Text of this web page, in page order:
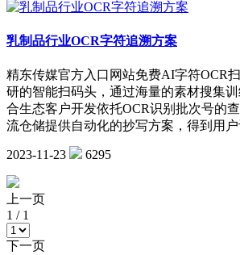
乳制品行业OCR字符追溯方案
精东传媒官方入口网站免费AI字符OCR扫
研的智能扫码头，通过海量的素材搜集训
合生态客户开发依托OCR识别批次号的查
流仓储提供自动化的抄写方案，得到用户认
2023-11-23 6295
上一页
1 / 1
下一页